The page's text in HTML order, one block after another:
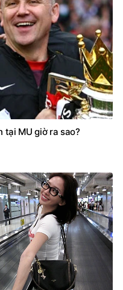
tại MU giờ ra sao?